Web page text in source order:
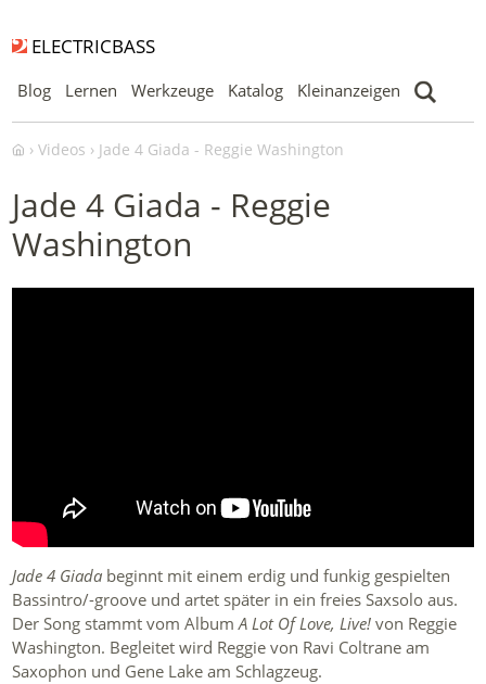
ELECTRICBASS
Blog Lernen Werkzeuge Katalog Kleinanzeigen
Videos Jade 4 Giada - Reggie Washington
Jade 4 Giada - Reggie
Washington
Jade 4 Giada beginnt mit einem erdig und funkig gespielten
Bassintro/-groove und artet später in ein freies Saxsolo aus.
Der Song stammt vom AlbumA Lot Of Love, Live! von Reggie
Washington. Begleitet wird Reggie von Ravi Coltrane am
Saxophon und Gene Lake am Schlagzeug.